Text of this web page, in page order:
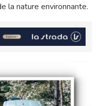
la nature environnante.